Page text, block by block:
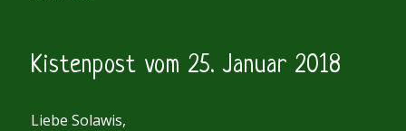
Januar
2018
Kistenpost vom 25. Januar 2018
Liebe Solawis,